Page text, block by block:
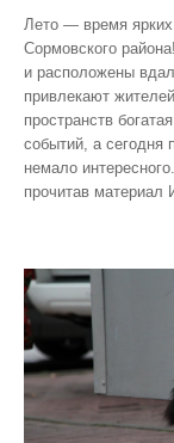
Лето — время ярких
Сормовского
и расположены
привлекают
пространств
событий, а сегодня
немало
прочитав